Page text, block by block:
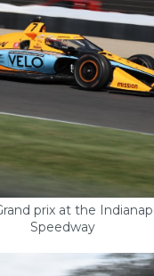
prix at the
Speedway